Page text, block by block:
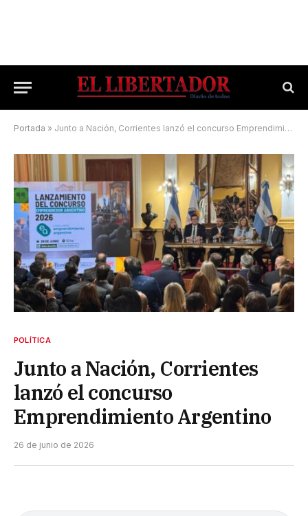
Portada » Junto a Nación, Corrientes lanzó el concurso Emprendimiento Argentino
POLÍTICA
Junto a Nación, Corrientes
lanzó el concurso
Emprendimiento Argentino
26 de junio de 2026